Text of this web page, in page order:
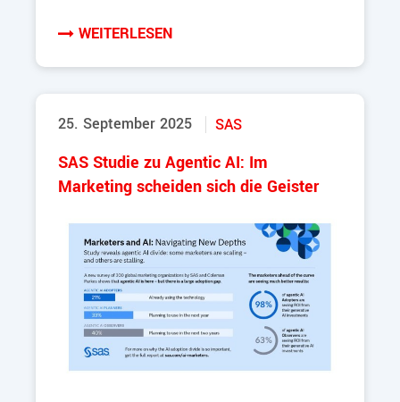
WEITERLESEN
25. September 2025 SAS
SAS Studie zu Agentic AI: Im
Marketing scheiden sich die Geister